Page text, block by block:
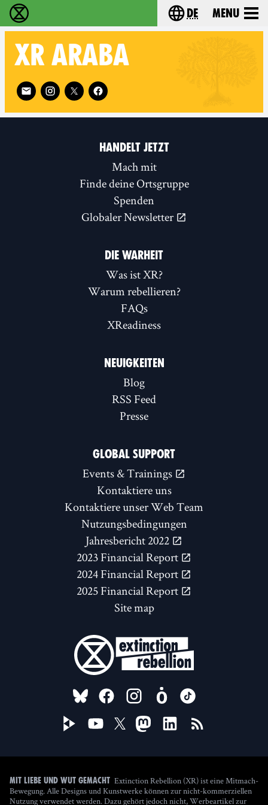
extinction rebellion - Home Choose your
de Menu
XR ARABA
Follow XR Araba on
HANDELT JETZT
Mach mit
Finde deine Ortsgruppe
Spenden
Globaler Newsletter
DIE WARHEIT
Was ist XR?
Warum rebellieren?
FAQs
XReadiness
NEUIGKEITEN
Blog
RSS Feed
Presse
GLOBAL SUPPORT
Events & Trainings
Kontaktiere uns
Kontaktiere unser Web Team
Nutzungsbedingungen
Jahresbericht 2022
2023 Financial Report
2024 Financial Report
2025 Financial Report
Site map
FOLLOW US ON
Mit Liebe und Wut gemacht Extinction Rebellion (XR) ist eine Mitmach-
Bewegung. Alle Designs und Kunstwerke können zur nicht-kommerziellen
Nutzung verwendet werden. Dazu gehört jedoch nicht, Werbeartikel zur